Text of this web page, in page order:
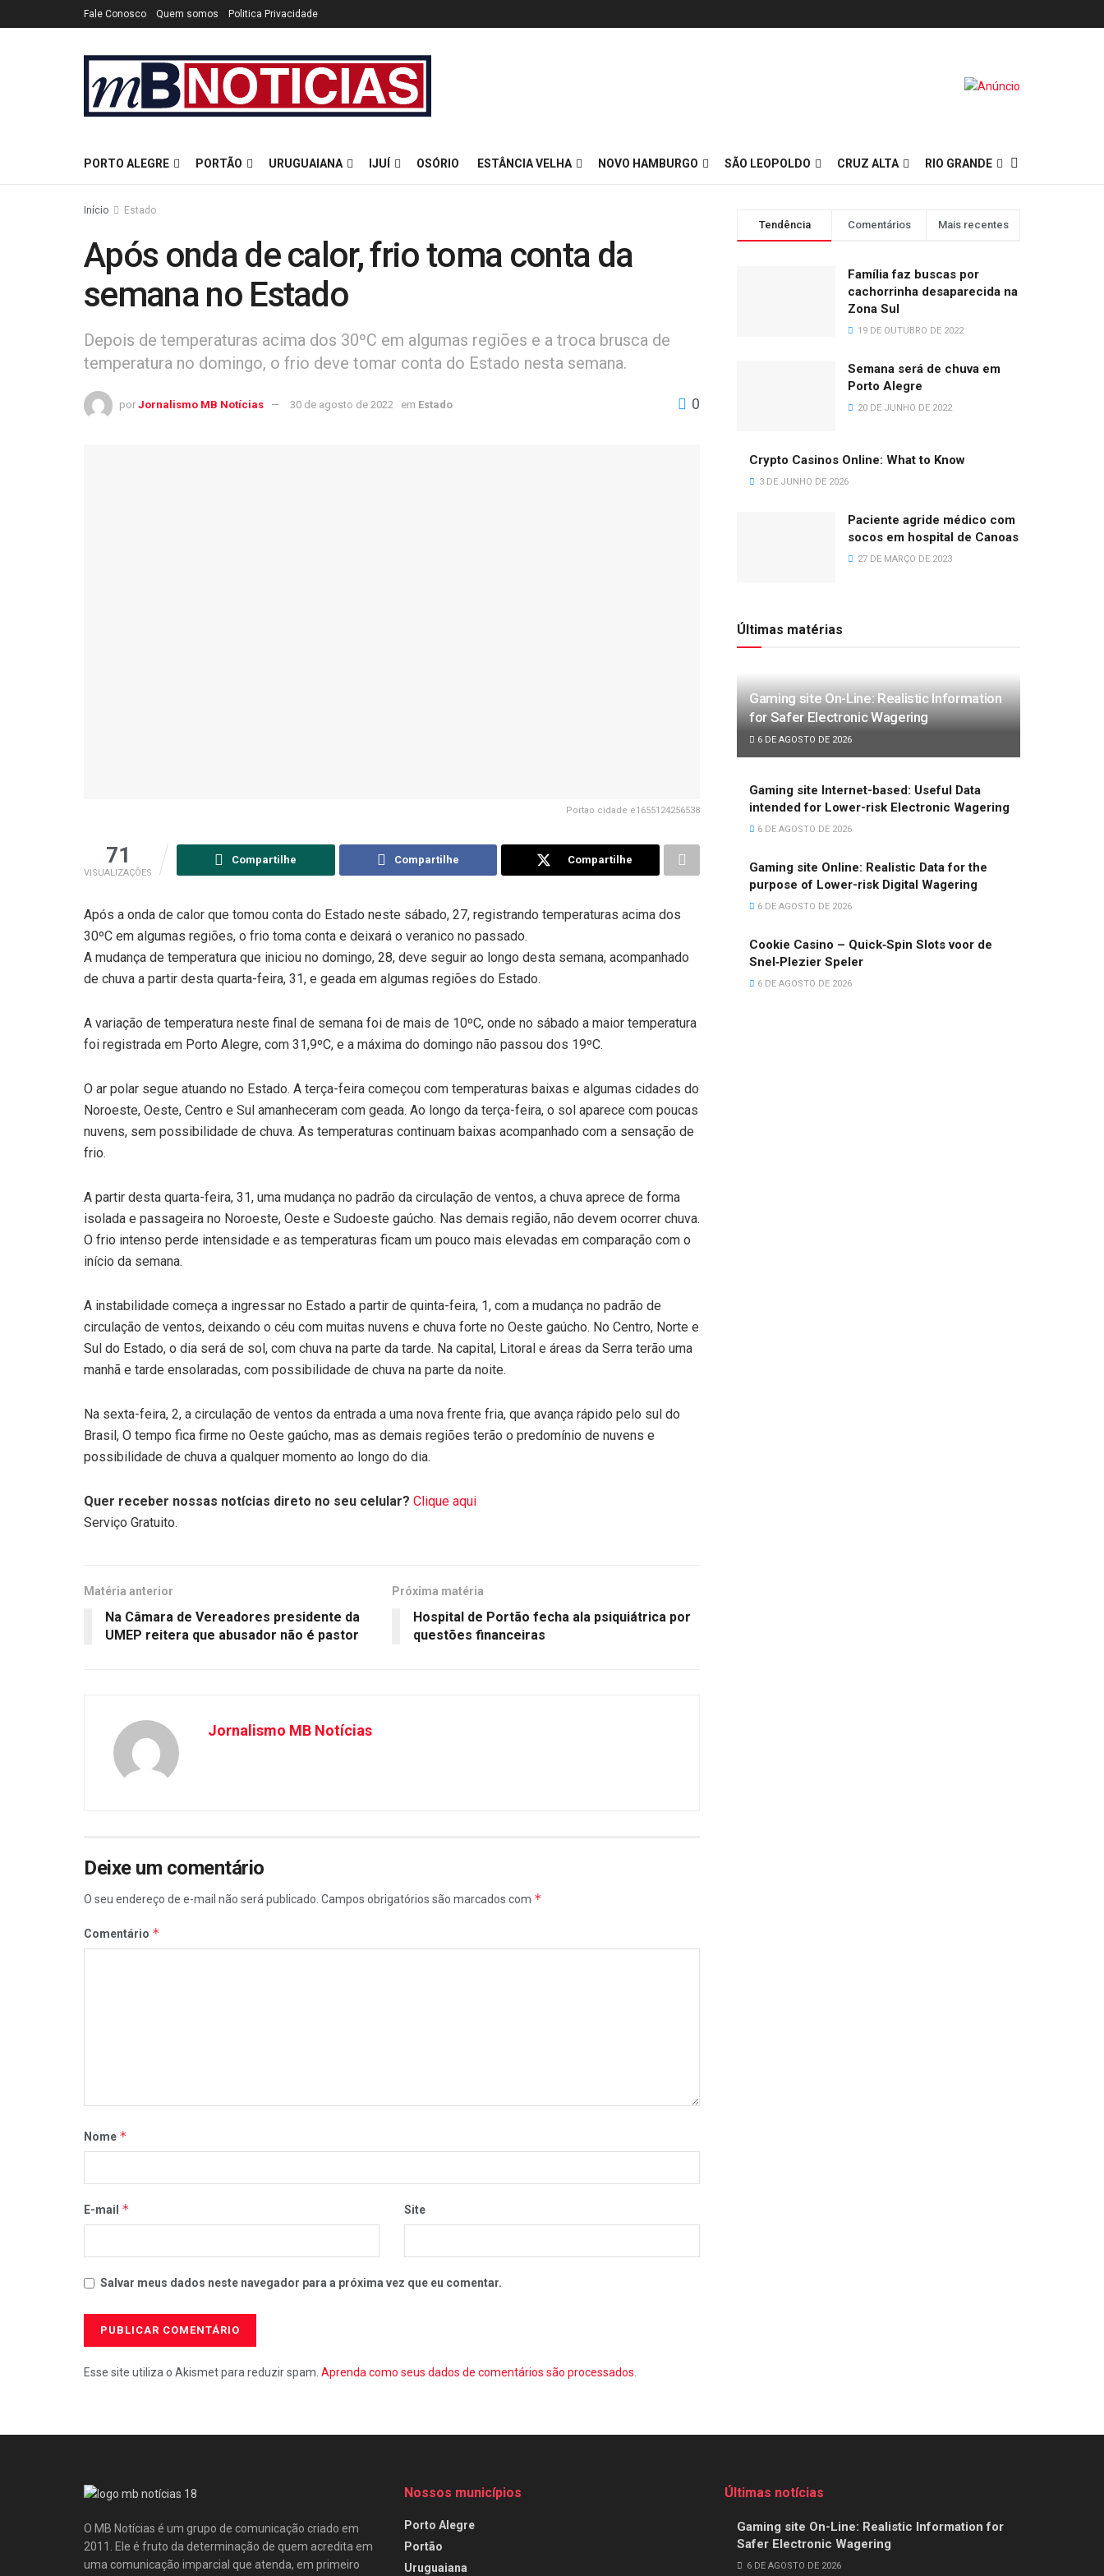
Fale Conosco Quem somos Politica Privacidade
PORTO ALEGRE PORTÃO URUGUAIANA IJUÍ OSÓRIO ESTÂNCIA VELHA NOVO HAMBURGO SÃO LEOPOLDO CRUZ ALTA RIO GRANDE
Início Estado
Após onda de calor, frio toma conta da
semana no Estado
Depois de temperaturas acima dos 30ºC em algumas regiões e a troca brusca de
temperatura no domingo, o frio deve tomar conta do Estado nesta semana.
por Jornalismo MB Notícias 30 de agosto de 2022 em Estado 0
Portao cidade e1655124256538
71
VISUALIZAÇÕES
Compartilhe Compartilhe Compartilhe
Após a onda de calor que tomou conta do Estado neste sábado, 27, registrando temperaturas acima dos
30ºC em algumas regiões, o frio toma conta e deixará o veranico no passado.
A mudança de temperatura que iniciou no domingo, 28, deve seguir ao longo desta semana, acompanhado
de chuva a partir desta quarta-feira, 31, e geada em algumas regiões do Estado.
A variação de temperatura neste final de semana foi de mais de 10ºC, onde no sábado a maior temperatura
foi registrada em Porto Alegre, com 31,9ºC, e a máxima do domingo não passou dos 19ºC.
O ar polar segue atuando no Estado. A terça-feira começou com temperaturas baixas e algumas cidades do
Noroeste, Oeste, Centro e Sul amanheceram com geada. Ao longo da terça-feira, o sol aparece com poucas
nuvens, sem possibilidade de chuva. As temperaturas continuam baixas acompanhado com a sensação de
frio.
A partir desta quarta-feira, 31, uma mudança no padrão da circulação de ventos, a chuva aprece de forma
isolada e passageira no Noroeste, Oeste e Sudoeste gaúcho. Nas demais região, não devem ocorrer chuva.
O frio intenso perde intensidade e as temperaturas ficam um pouco mais elevadas em comparação com o
início da semana.
A instabilidade começa a ingressar no Estado a partir de quinta-feira, 1, com a mudança no padrão de
circulação de ventos, deixando o céu com muitas nuvens e chuva forte no Oeste gaúcho. No Centro, Norte e
Sul do Estado, o dia será de sol, com chuva na parte da tarde. Na capital, Litoral e áreas da Serra terão uma
manhã e tarde ensolaradas, com possibilidade de chuva na parte da noite.
Na sexta-feira, 2, a circulação de ventos da entrada a uma nova frente fria, que avança rápido pelo sul do
Brasil, O tempo fica firme no Oeste gaúcho, mas as demais regiões terão o predomínio de nuvens e
possibilidade de chuva a qualquer momento ao longo do dia.
Quer receber nossas notícias direto no seu celular? Clique aqui
Serviço Gratuito.
Matéria anterior
Na Câmara de Vereadores presidente da
UMEP reitera que abusador não é pastor
Próxima matéria
Hospital de Portão fecha ala psiquiátrica por
questões financeiras
Jornalismo MB Notícias
Deixe um comentário
O seu endereço de e-mail não será publicado. Campos obrigatórios são marcados com *
Comentário *
Nome *
E-mail * Site
Salvar meus dados neste navegador para a próxima vez que eu comentar.
Esse site utiliza o Akismet para reduzir spam. Aprenda como seus dados de comentários são processados.
Tendência Comentários Mais recentes
Família faz buscas por
cachorrinha desaparecida na
Zona Sul
19 DE OUTUBRO DE 2022
Semana será de chuva em
Porto Alegre
20 DE JUNHO DE 2022
Crypto Casinos Online: What to Know
3 DE JUNHO DE 2026
Paciente agride médico com
socos em hospital de Canoas
27 DE MARÇO DE 2023
Últimas matérias
Gaming site On-Line: Realistic Information
for Safer Electronic Wagering
6 DE AGOSTO DE 2026
Gaming site Internet-based: Useful Data
intended for Lower-risk Electronic Wagering
6 DE AGOSTO DE 2026
Gaming site Online: Realistic Data for the
purpose of Lower-risk Digital Wagering
6 DE AGOSTO DE 2026
Cookie Casino – Quick‑Spin Slots voor de
Snel‑Plezier Speler
6 DE AGOSTO DE 2026
O MB Notícias é um grupo de comunicação criado em
2011. Ele é fruto da determinação de quem acredita em
uma comunicação imparcial que atenda, em primeiro
Nossos municípios
Porto Alegre
Portão
Uruguaiana
Últimas notícias
Gaming site On-Line: Realistic Information for
Safer Electronic Wagering
6 DE AGOSTO DE 2026